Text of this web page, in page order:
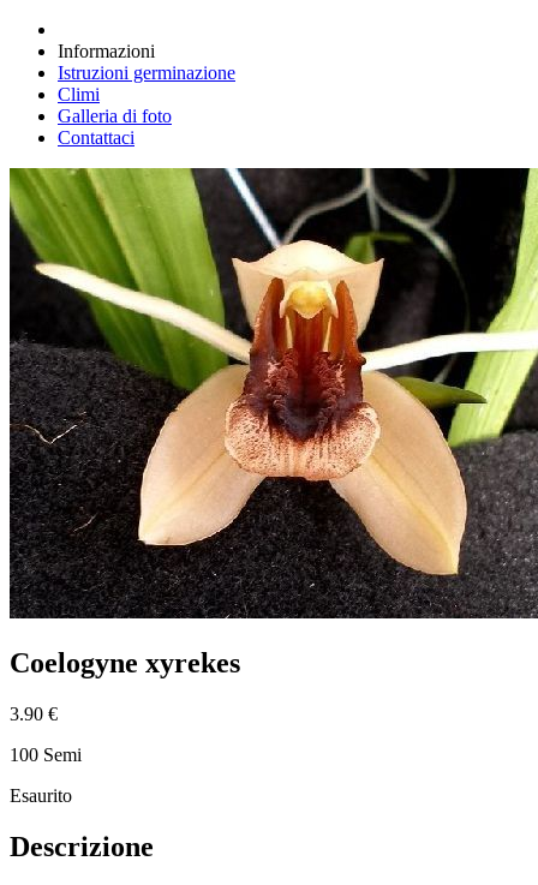
Informazioni
Istruzioni germinazione
Climi
Galleria di foto
Contattaci
Coelogyne xyrekes
3.90 €
100 Semi
Esaurito
Descrizione